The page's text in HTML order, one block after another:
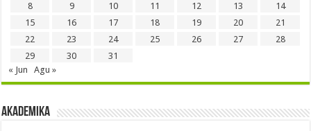
8
9 10 11 12 13
14
15
16 17 18 19 20
21
22
23 24 25 26 27
28
29
30
31
« Jun
Agu »
Akademika